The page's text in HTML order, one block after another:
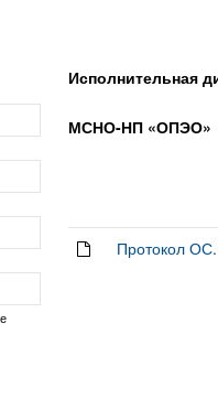
Исполнительная
МСНО-НП «ОПЭО»
Протокол